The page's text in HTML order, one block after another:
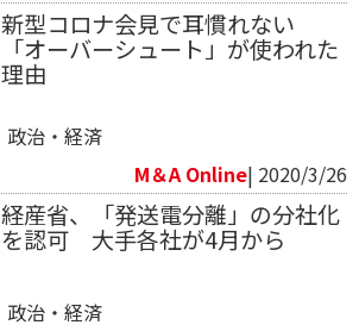
新型コロナ会見で耳慣れない
「オーバーシュート」が使われた
理由
政治・経済
M＆A Online| 2020/3/26
経産省、「発送電分離」の分社化
を認可 大手各社が4月から
政治・経済